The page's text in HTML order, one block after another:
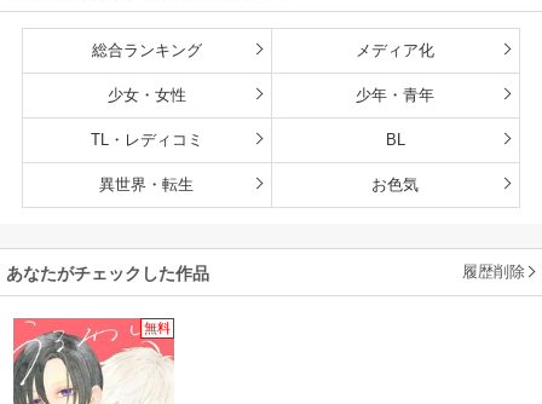
総合ランキング メディア化
少女・女性 少年・青年
TL・レディコミ BL
異世界・転生 お色気
あなたがチェックした作品 履歴削除
無料